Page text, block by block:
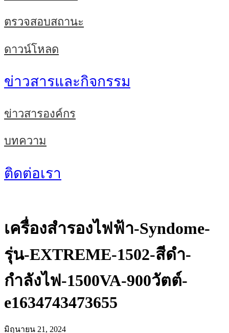
ตรวจสอบสถานะ
ดาวน์โหลด
ข่าวสารและกิจกรรม
ข่าวสารองค์กร
บทความ
ติดต่อเรา
เครื่องสำรองไฟฟ้า-Syndome-
รุ่น-EXTREME-1502-สีดำ-
กำลังไฟ-1500VA-900วัตต์-
e1634743473655
มิถุนายน 21, 2024